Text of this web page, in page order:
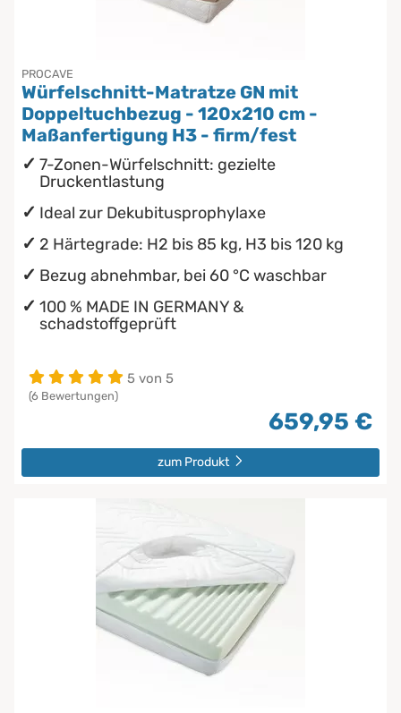
PROCAVE
Würfelschnitt-Matratze GN mit
Doppeltuchbezug - 120x210 cm -
Maßanfertigung H3 - firm/fest
7-Zonen-Würfelschnitt: gezielte
Druckentlastung
Ideal zur Dekubitusprophylaxe
2 Härtegrade: H2 bis 85 kg, H3 bis 120 kg
Bezug abnehmbar, bei 60 °C waschbar
100 % MADE IN GERMANY &
schadstoffgeprüft
5 von 5
(6 Bewertungen)
659,95 €
zum Produkt